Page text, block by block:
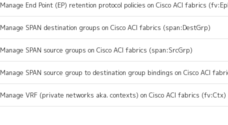
Manage End Point (EP) retention protocol policies on Cisco ACI fabrics
Manage SPAN destination groups on Cisco ACI fabrics (span:DestGrp)
Manage SPAN source groups on Cisco ACI fabrics (span:SrcGrp)
Manage SPAN source group to destination group bindings on Cisco ACI
Manage VRF (private networks aka. contexts) on Cisco ACI fabrics (fv:Ctx)